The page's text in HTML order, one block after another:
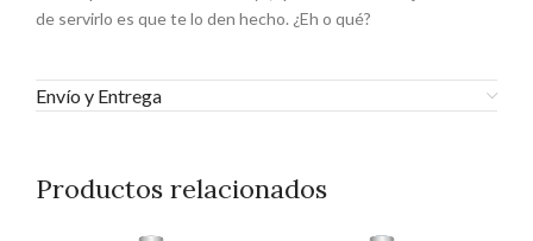
de servirlo es que te lo den hecho. ¿Eh o qué?
Envío y Entrega
Productos relacionados